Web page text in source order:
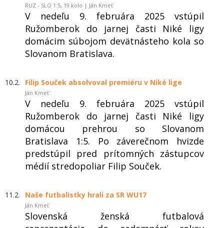
RUZ - SLO 1:5, 19.kolo | Ján Kmeť
V nedeľu 9. februára 2025 vstúpil
Ružomberok do jarnej časti Niké ligy
domácim súbojom devätnásteho kola so
Slovanom Bratislava.
10.2. Filip Souček absolvoval premiéru v Niké lige
Ján Kmeť
V nedeľu 9. februára 2025 vstúpil
Ružomberok do jarnej časti Niké ligy
domácou prehrou so Slovanom
Bratislava 1:5. Po záverečnom hvizde
predstúpil pred prítomných zástupcov
médií stredopoliar Filip Souček.
11.2. Naše futbalistky hrali za SR WU17
Ján Kmeť
Slovenská ženská futbalová